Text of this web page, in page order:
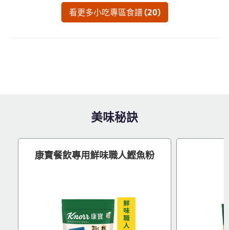
看更多小吃專區食譜 (20)
美味秘訣
康寶餐飲專用鮮味職人鰹魚粉